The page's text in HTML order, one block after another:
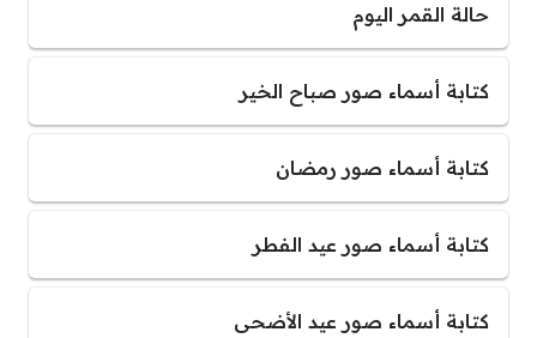
حالة القمر اليوم
كتابة أسماء صور صباح الخير
كتابة أسماء صور رمضان
كتابة أسماء صور عيد الفطر
كتابة أسماء صور عيد الأضحى